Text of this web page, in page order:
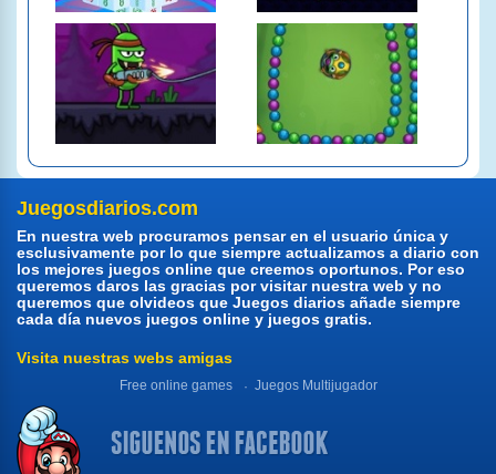
Juegosdiarios.com
En nuestra web procuramos pensar en el usuario única y
esclusivamente por lo que siempre actualizamos a diario con
los mejores juegos online que creemos oportunos. Por eso
queremos daros las gracias por visitar nuestra web y no
queremos que olvideos que Juegos diarios añade siempre
cada día nuevos juegos online y juegos gratis.
Visita nuestras webs amigas
Free online games Juegos Multijugador